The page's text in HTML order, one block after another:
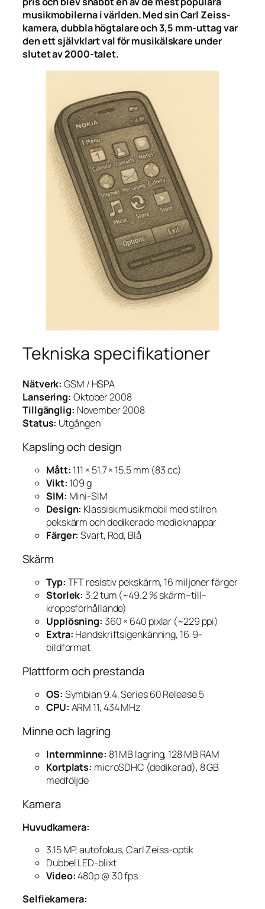
musikmobilerna i världen. Med sin Carl Zeiss-
kamera, dubbla högtalare och 3,5 mm-uttag var
den ett självklart val för musikälskare under
slutet av 2000-talet.
Tekniska specifikationer
Nätverk: GSM / HSPA
Lansering: Oktober 2008
Tillgänglig: November 2008
Status: Utgången
Kapsling och design
Mått: 111 × 51.7 × 15.5 mm (83 cc)
Vikt: 109 g
SIM: Mini-SIM
Design: Klassisk musikmobil med stilren
pekskärm och dedikerade medieknappar
Färger: Svart, Röd, Blå
Skärm
Typ: TFT resistiv pekskärm, 16 miljoner färger
Storlek: 3.2 tum (~49.2 % skärm–till–
kroppsförhållande)
Upplösning: 360 × 640 pixlar (~229 ppi)
Extra: Handskriftsigenkänning, 16:9-
bildformat
Plattform och prestanda
OS: Symbian 9.4, Series 60 Release 5
CPU: ARM 11, 434 MHz
Minne och lagring
Internminne: 81 MB lagring, 128 MB RAM
Kortplats: microSDHC (dedikerad), 8 GB
medföljde
Kamera
Huvudkamera:
3.15 MP, autofokus, Carl Zeiss-optik
Dubbel LED-blixt
Video:480p @ 30 fps
Selfiekamera: